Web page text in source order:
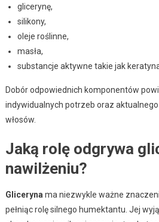
glicerynę,
silikony,
oleje roślinne,
masła,
substancje aktywne takie jak
Dobór odpowiednich komponentów
indywidualnych potrzeb oraz
włosów.
Jaką rolę odgrywa
nawilżeniu?
Gliceryna ma niezwykle ważne
pełniąc rolę silnego humektantu. Jej